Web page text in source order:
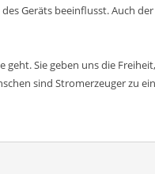
Geräts beeinflusst. Auch
Sie geben uns die
sind Stromerzeuger zu